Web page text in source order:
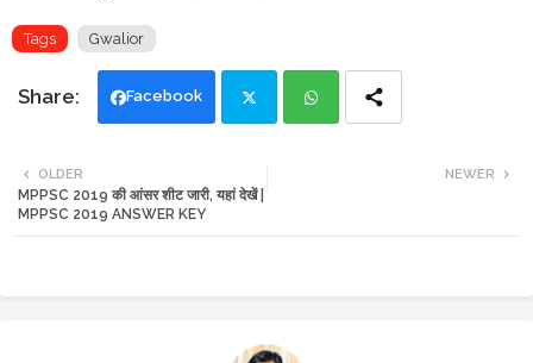
Tags Gwalior
Facebook
tte
NEWER
OLDER
MPPSC 2019 की आंसर शीट जारी, यहां देखें |
MPPSC 2019 ANSWER KEY